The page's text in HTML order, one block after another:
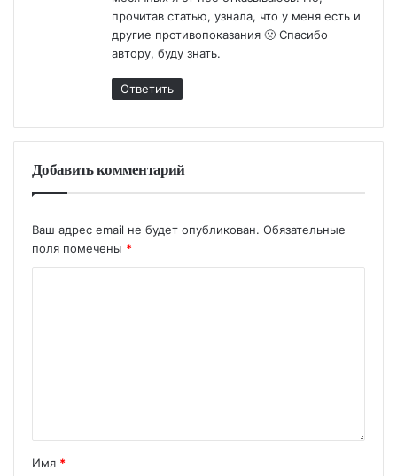
прочитав статью, узнала, что у меня есть и
другие противопоказания 🙁 Спасибо
автору, буду знать.
Ответить
Добавить комментарий
Ваш адрес email не будет опубликован. Обязательные
поля помечены *
Имя *